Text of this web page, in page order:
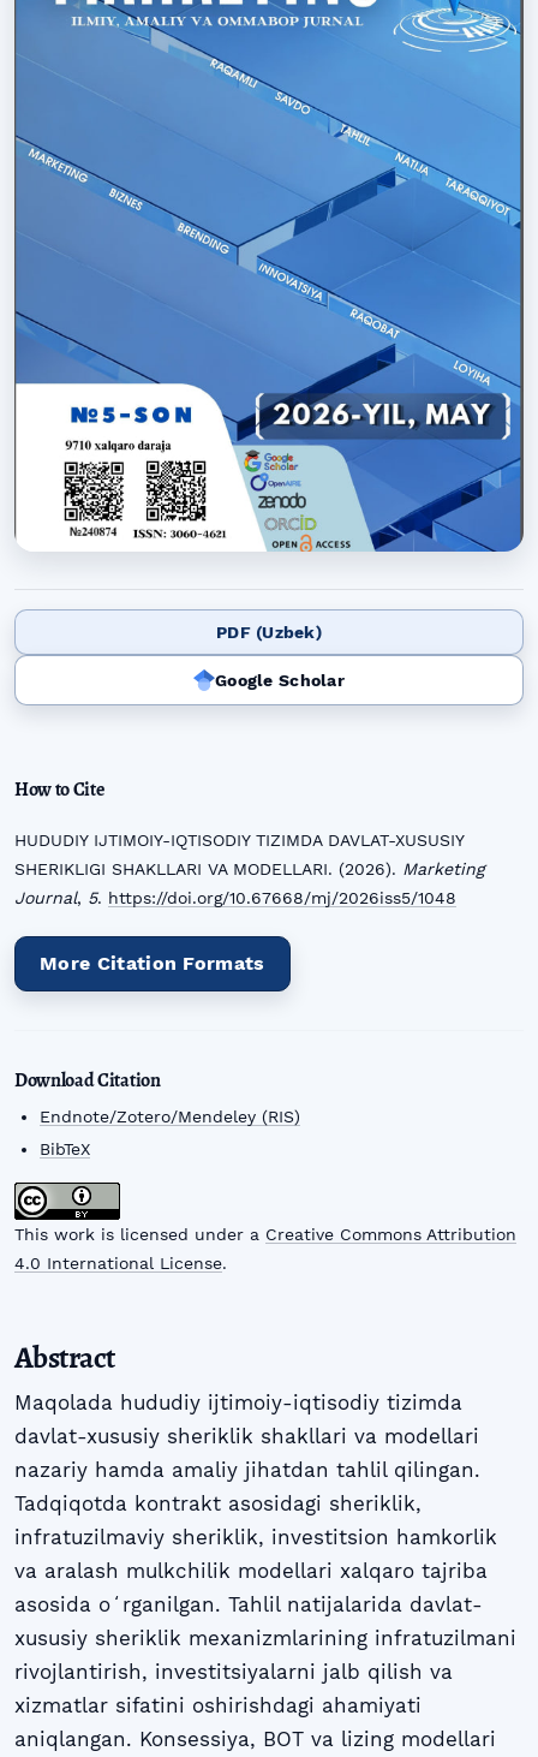
PDF (Uzbek)
Google Scholar
How to Cite
HUDUDIY IJTIMOIY-IQTISODIY TIZIMDA DAVLAT-XUSUSIY
SHERIKLIGI SHAKLLARI VA MODELLARI. (2026). Marketing
Journal, 5. https://doi.org/10.67668/mj/2026iss5/1048
More Citation Formats
Download Citation
Endnote/Zotero/Mendeley (RIS)
BibTeX
This work is licensed under a Creative Commons Attribution
4.0 International License.
Abstract
Maqolada hududiy ijtimoiy-iqtisodiy tizimda
davlat-xususiy sheriklik shakllari va modellari
nazariy hamda amaliy jihatdan tahlil qilingan.
Tadqiqotda kontrakt asosidagi sheriklik,
infratuzilmaviy sheriklik, investitsion hamkorlik
va aralash mulkchilik modellari xalqaro tajriba
asosida oʻrganilgan. Tahlil natijalarida davlat-
xususiy sheriklik mexanizmlarining infratuzilmani
rivojlantirish, investitsiyalarni jalb qilish va
xizmatlar sifatini oshirishdagi ahamiyati
aniqlangan. Konsessiya, BOT va lizing modellari